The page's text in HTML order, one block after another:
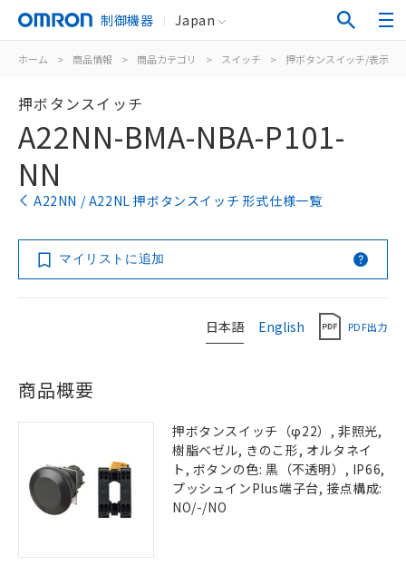
制御機器 Japan
ホーム > 商品情報 > 商品カテゴリ > スイッチ > 押ボタンスイッチ/表示灯
押ボタンスイッチ
A22NN-BMA-NBA-P101-
NN
A22NN / A22NL 押ボタンスイッチ 形式仕様一覧
マイリストに追加
日本語 English PDF出力
商品概要
押ボタンスイッチ（φ22）, 非照光,
樹脂ベゼル, きのこ形, オルタネイ
ト, ボタンの色: 黒（不透明）, IP66,
プッシュインPlus端子台, 接点構成:
NO/-/NO